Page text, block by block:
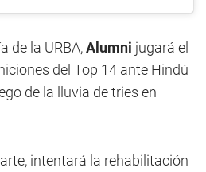
de la URBA,Alumni jugará el
del Top 14 ante Hindú
de la lluvia de tries en
intentará la rehabilitación